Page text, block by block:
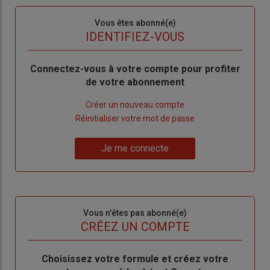
Vous êtes abonné(e)
IDENTIFIEZ-VOUS
Body
Connectez-vous à votre compte pour profiter
de votre abonnement
Créer un nouveau compte
de
Réinitialiser votre mot de passe
me
Je me connecte
Vous n'êtes pas abonné(e)
CRÉEZ UN COMPTE
BodyChoisissez votre formule et créez votre